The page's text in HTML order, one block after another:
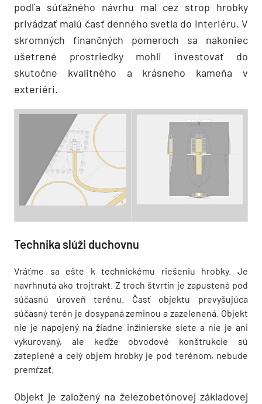
podľa súťažného návrhu mal cez strop hrobky
privádzať malú časť denného svetla do interiéru. V
skromných finančných pomeroch sa nakoniec
ušetrené prostriedky mohli investovať do
skutočne kvalitného a krásneho kameňa v
exteriéri.
Technika slúži duchovnu
Vráťme sa ešte k technickému riešeniu hrobky. Je
navrhnutá ako trojtrakt. Z troch štvrtín je zapustená pod
súčasnú úroveň terénu. Časť objektu prevyšujúca
súčasný terén je dosypaná zeminou a zazelenená. Objekt
nie je napojený na žiadne inžinierske siete a nie je ani
vykurovaný, ale keďže obvodové konštrukcie sú
zateplené a celý objem hrobky je pod terénom, nebude
premŕzať.
Objekt je založený na železobetónovej základovej